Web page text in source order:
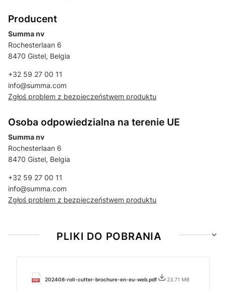
Producent
Summa nv
Rochesterlaan 6
8470 Gistel, Belgia
+32 59 27 00 11
info@summa.com
Zgłoś problem z bezpieczeństwem produktu
Osoba odpowiedzialna na terenie UE
Summa nv
Rochesterlaan 6
8470 Gistel, Belgia
+32 59 27 00 11
info@summa.com
Zgłoś problem z bezpieczeństwem produktu
PLIKI DO POBRANIA
202408-roll-cutter-brochure-en-eu-web.pdf 23.71 MB